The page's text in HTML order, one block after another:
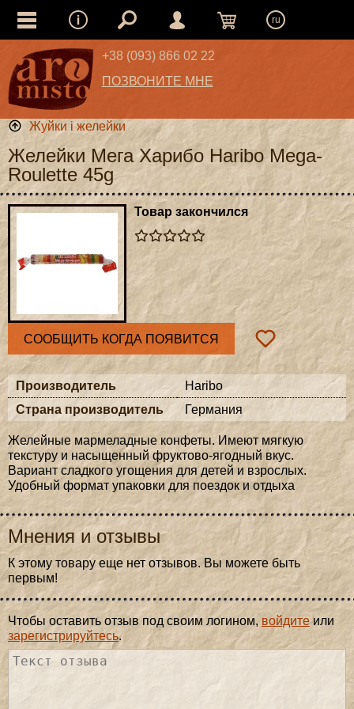
ru
+38 (093) 866 02 22
ПОЗВОНИТЕ МНЕ
Жуйки і желейки
Желейки Мега Харибо Haribo Mega-
Roulette 45g
Товар закончился
СООБЩИТЬ КОГДА ПОЯВИТСЯ
Производитель
Haribo
Страна производитель
Германия
Желейные мармеладные конфеты. Имеют мягкую
текстуру и насыщенный фруктово-ягодный вкус.
Вариант сладкого угощения для детей и взрослых.
Удобный формат упаковки для поездок и отдыха
Мнения и отзывы
К этому товару еще нет отзывов. Вы можете быть
первым!
Чтобы оставить отзыв под своим логином, войдитеили
зарегистрируйтесь.